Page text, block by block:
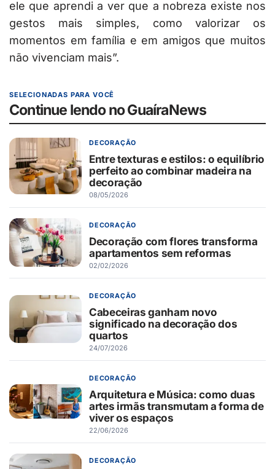
ele que aprendi a ver que a nobreza existe nos
gestos mais simples, como valorizar os
momentos em família e em amigos que muitos
não vivenciam mais”.
SELECIONADAS PARA VOCÊ
Continue lendo no GuaíraNews
DECORAÇÃO
Entre texturas e estilos: o equilíbrio
perfeito ao combinar madeira na
decoração
08/05/2026
DECORAÇÃO
Decoração com flores transforma
apartamentos sem reformas
02/02/2026
DECORAÇÃO
Cabeceiras ganham novo
significado na decoração dos
quartos
24/07/2026
DECORAÇÃO
Arquitetura e Música: como duas
artes irmãs transmutam a forma de
viver os espaços
22/06/2026
DECORAÇÃO